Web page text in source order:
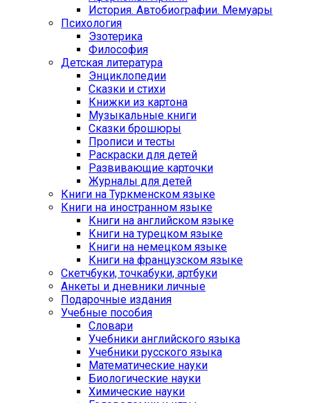
История. Автобиографии. Мемуары
Психология
Эзотерика
Философия
Детская литература
Энциклопедии
Сказки и стихи
Книжки из картона
Музыкальные книги
Сказки брошюры
Прописи и тесты
Раскраски для детей
Развивающие карточки
Журналы для детей
Книги на Туркменском языке
Книги на иностранном языке
Книги на английском языке
Книги на турецком языке
Книги на немецком языке
Книги на французском языке
Cкетчбуки, точкабуки, артбуки
Анкеты и дневники личные
Подарочные издания
Учебные пособия
Словари
Учебники английского языка
Учебники русского языка
Математические науки
Биологические науки
Химические науки